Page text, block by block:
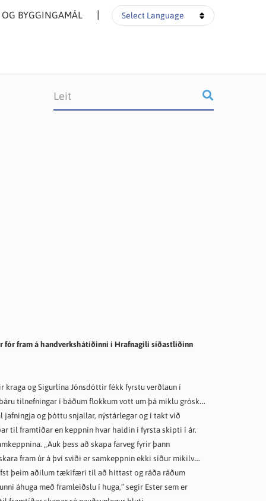
BYGGINGAMÁL Select Language
fór fram á handverkshátíðinni í Hrafnagili síðastliðinn
og Sigurlína Jónsdóttir fékk fyrstu verðlaun í
tilnefningar í báðum flokkum vott um þá miklu grósku
jafningja og þóttu snjallar, nýstárlegar og í takt við
til framtíðar en keppnin hvar haldin í fyrsta skipti í ár.
„Auk þess að skapa farveg fyrir þann
fram úr á því sviði er samkeppnin ekki síður mikilvæg
þeim aðilum tækifæri til að hittast og ráða ráðum
áhuga með framleiðslu í huga,” segir Ester sem er